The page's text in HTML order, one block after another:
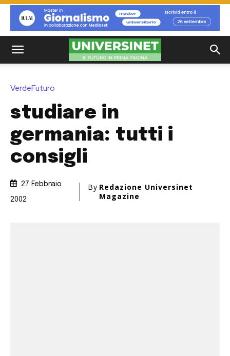
VerdeFuturo
studiare in
germania: tutti i
consigli
27 Febbraio
2002
By Redazione Universinet
Magazine